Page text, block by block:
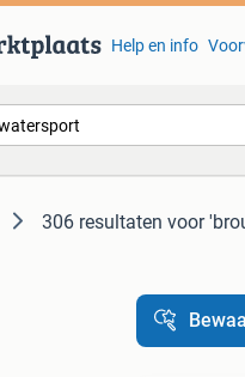
Help en info
306 resultaten voor